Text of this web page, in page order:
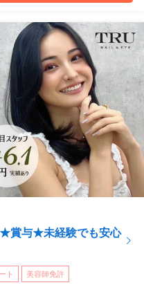
★賞与★未経験でも安心
ト 美容師免許